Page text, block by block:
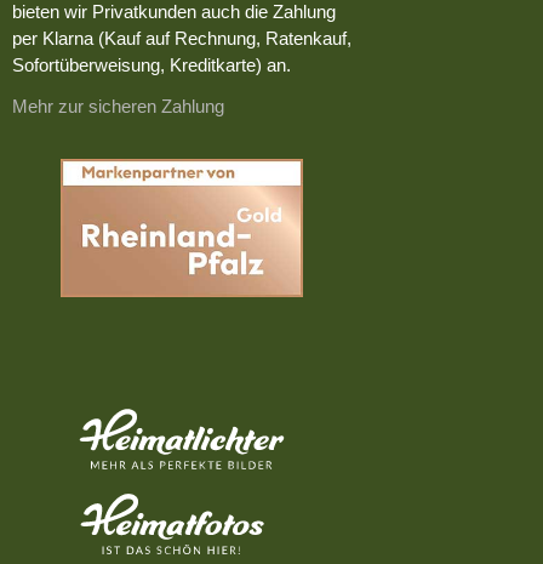
bieten wir Privatkunden auch die Zahlung
per Klarna (Kauf auf Rechnung, Ratenkauf,
Sofortüberweisung, Kreditkarte) an.
Mehr zur sicheren Zahlung